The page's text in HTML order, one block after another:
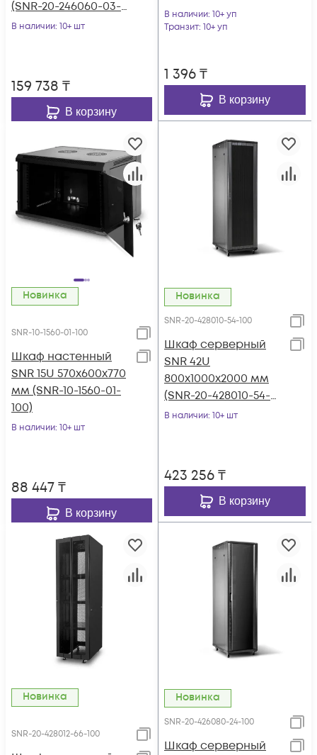
(SNR-20-246060-03-
100)
В наличии: 10+ шт
159 738 ₸
В корзину
В наличии: 10+ уп
Транзит: 10+ уп
1 396₸
В корзину
Новинка
SNR-10-1560-01-100
Шкаф настенный
SNR 15U 570x600x770
мм (SNR-10-1560-01-
100)
В наличии: 10+ шт
88 447₸
В корзину
Новинка
SNR-20-428010-54-100
Шкаф серверный
SNR 42U
800x1000x2000 мм
(SNR-20-428010-54-
100)
В наличии: 10+ шт
423 256₸
В корзину
Новинка
SNR-20-428012-66-100
Новинка
SNR-20-426080-24-100
Шкаф серверный